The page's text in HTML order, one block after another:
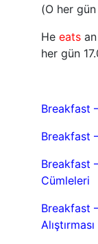
(O her
He eats
her gün
Breakfast
Breakfast
Breakfast
Cümleleri
Breakfast
Alıştırması